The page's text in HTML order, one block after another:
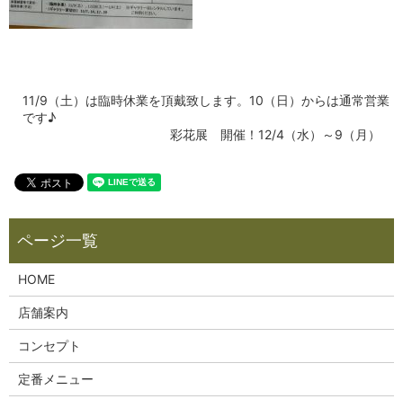
11/9（土）は臨時休業を頂戴致します。10（日）からは通常営業
です♪
彩花展 開催！12/4（水）～9（月）
HOME
店舗案内
コンセプト
定番メニュー